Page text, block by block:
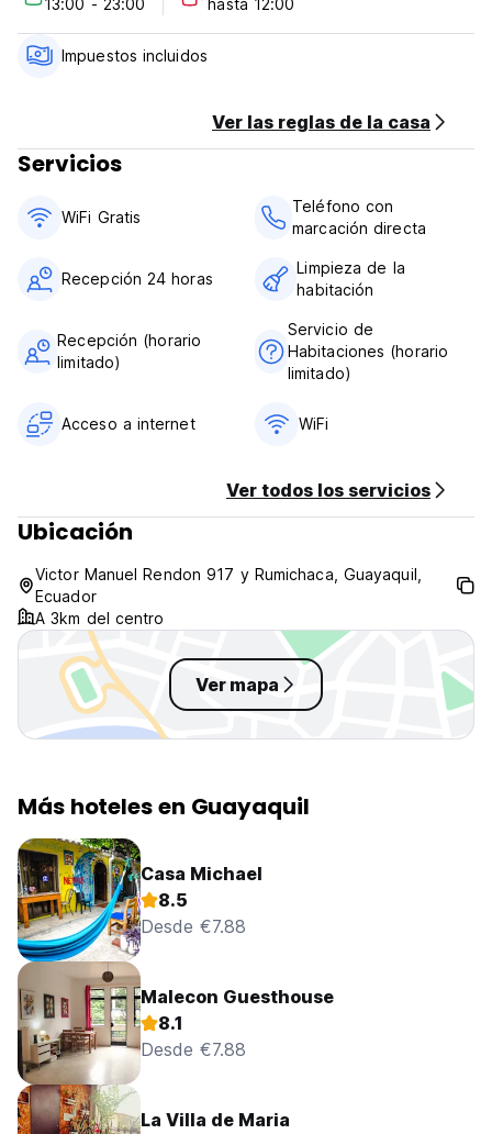
13:00 - 23:00
hasta 12:00
Impuestos incluidos
Ver las reglas de la casa
Servicios
WiFi Gratis
Teléfono con
marcación directa
Recepción 24 horas
Limpieza de la
habitación
Recepción (horario
limitado)
Servicio de
Habitaciones (horario
limitado)
Acceso a internet WiFi
Ver todos los servicios
Ubicación
Victor Manuel Rendon 917 y Rumichaca, Guayaquil,
Ecuador
A 3km del centro
Ver mapa
Más hoteles en Guayaquil
Casa Michael
8.5
Desde €7.88
Malecon Guesthouse
8.1
Desde €7.88
La Villa de Maria